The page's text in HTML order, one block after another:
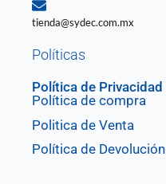
tienda@sydec.com.mx
Políticas
Política de Privacidad
Política de compra
Politica de Venta
Política de Devolución